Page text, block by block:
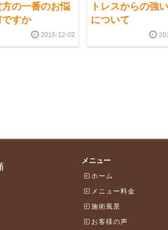
の一番のお悩
すか
2015-12-02
トレスからの強
について
メニュー
ホーム
メニュー料金
施術風景
お客様の声